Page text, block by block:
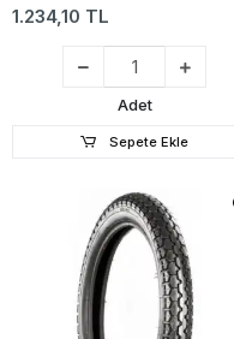
1.234,10 TL
Adet
Sepete Ekle